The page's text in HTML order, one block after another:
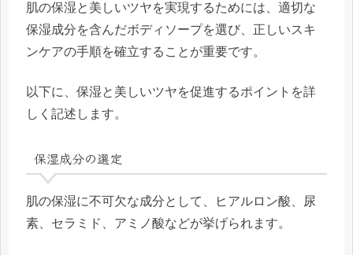
肌の保湿と美しいツヤを実現するためには、適切な
保湿成分を含んだボディソープを選び、正しいスキ
ンケアの手順を確立することが重要です。
以下に、保湿と美しいツヤを促進するポイントを詳
しく記述します。
保湿成分の選定
肌の保湿に不可欠な成分として、ヒアルロン酸、尿
素、セラミド、アミノ酸などが挙げられます。